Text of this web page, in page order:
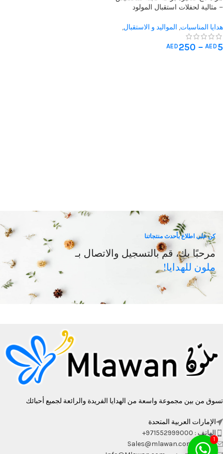
– مثالية لحفلات استقبال المولود
هدايا المناسبات, المواليد و الاستقبال,
هدايا الزفاف
AED 5
–
AED 250
كن على اطلاع بأحدث منتجاتنا
مرحبًا بك، قم بالتسجيل والاتصال بـ
ملون للهدايا!
تسوق من بين مجموعة واسعة من الهدايا الفريدة والرائعة لجميع أحبائك
الإمارات العربية المتحدة
الهاتف : 971552999000+
الجملة : Sales@mlawan.com
1